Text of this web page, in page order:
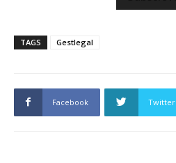
TAGS Gestlegal
Facebook Twitter